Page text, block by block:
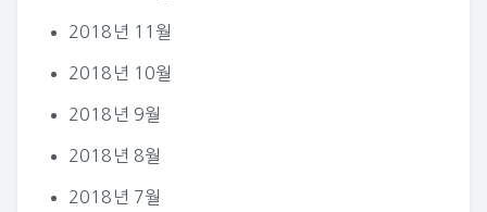
2018년 11월
2018년 10월
2018년 9월
2018년 8월
2018년 7월